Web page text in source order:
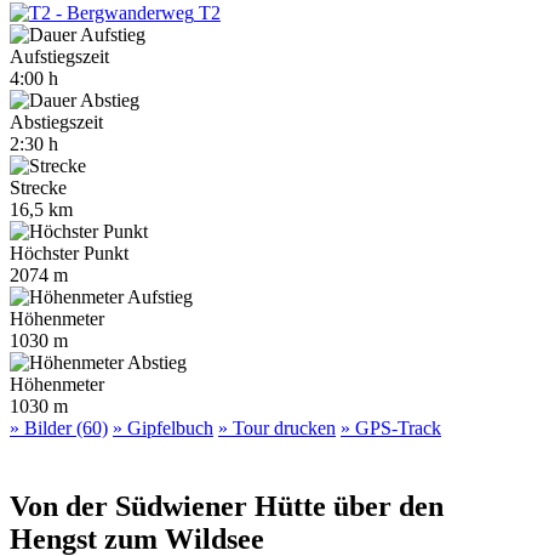
T2
Aufstiegszeit
4:00 h
Abstiegszeit
2:30 h
Strecke
16,5 km
Höchster Punkt
2074 m
Höhenmeter
1030 m
Höhenmeter
1030 m
» Bilder (60) » Gipfelbuch » Tour drucken » GPS-Track
Von der Südwiener Hütte über den
Hengst zum Wildsee